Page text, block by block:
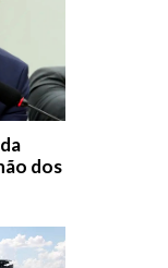
dos